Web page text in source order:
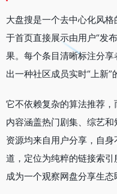
大盘搜是一个去中心化风
于首页直接展示由用户“发
果。每个条目清晰标注分
出一种社区成员实时“上新”
它不依赖复杂的算法推荐，
内容涵盖热门剧集、综艺
资源均来自用户分享，自
道，定位为纯粹的链接索
成为一个观察网盘分享生态